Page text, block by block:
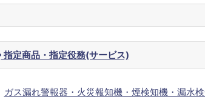
指定商品・指定役務(サービス)
ガス漏れ警報器・火災報知機・煙検知機・漏水